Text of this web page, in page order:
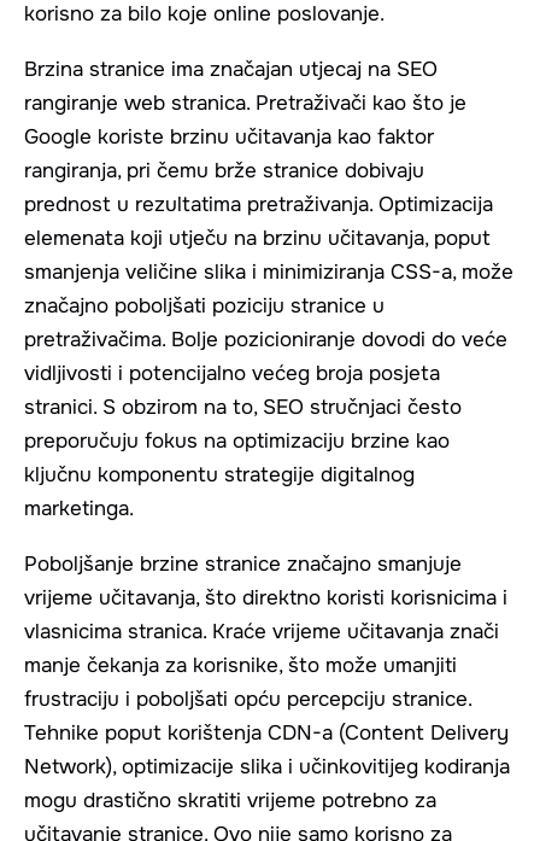
korisno za bilo koje online poslovanje.
Brzina stranice ima značajan utjecaj na SEO
rangiranje web stranica. Pretraživači kao što je
Google koriste brzinu učitavanja kao faktor
rangiranja, pri čemu brže stranice dobivaju
prednost u rezultatima pretraživanja. Optimizacija
elemenata koji utječu na brzinu učitavanja, poput
smanjenja veličine slika i minimiziranja CSS-a, može
značajno poboljšati poziciju stranice u
pretraživačima. Bolje pozicioniranje dovodi do veće
vidljivosti i potencijalno većeg broja posjeta
stranici. S obzirom na to, SEO stručnjaci često
preporučuju fokus na optimizaciju brzine kao
ključnu komponentu strategije digitalnog
marketinga.
Poboljšanje brzine stranice značajno smanjuje
vrijeme učitavanja, što direktno koristi korisnicima i
vlasnicima stranica. Kraće vrijeme učitavanja znači
manje čekanja za korisnike, što može umanjiti
frustraciju i poboljšati opću percepciju stranice.
Tehnike poput korištenja CDN-a (Content Delivery
Network), optimizacije slika i učinkovitijeg kodiranja
mogu drastično skratiti vrijeme potrebno za
učitavanje stranice. Ovo nije samo korisno za